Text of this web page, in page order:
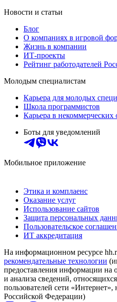
Новости и статьи
Блог
О компаниях в игровой
Жизнь в компании
ИТ-проекты
Рейтинг работодателей
Молодым специалистам
Карьера для молодых
Школа программистов
Карьера в некоммерческих
Боты для уведомлений
Мобильное приложение
Этика и комплаенс
Оказание услуг
Использование сайтов
Защита персональных
Пользовательское
ИТ аккредитация
На информационном ресурсе
рекомендательные технологии
предоставления информации на
и анализа сведений,
пользователей сети
Российской Федерации)